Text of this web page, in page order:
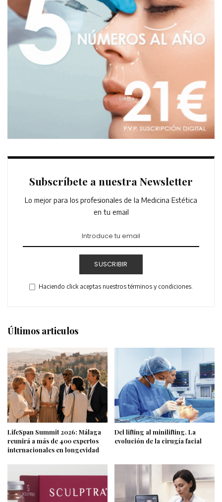
Subscríbete a nuestra Newsletter
Lo mejor para los profesionales de la Medicina Estética
en tu email
SUSCRIBIR
Haciendo click aceptas nuestros términos y condiciones.
Últimos articulos
LifeSpan Summit 2026: Málaga
reunirá a más de 400 expertos
internacionales en longevidad
Del lifting al minilifting. La
evolución de la cirugía facial